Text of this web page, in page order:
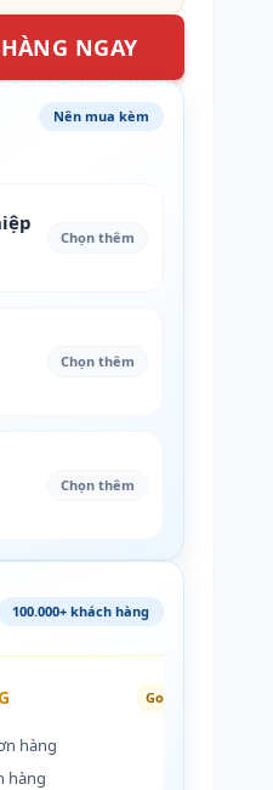
NGAY
Nên mua kèm
Chọn thêm
Chọn thêm
Chọn thêm
100.000+ khách hàng
Gold
hàng
hàng